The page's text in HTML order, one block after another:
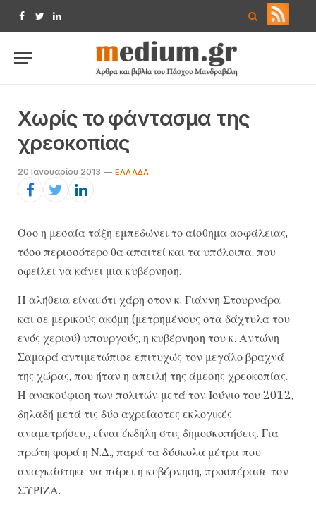
Facebook
TwitterLinkedIn
Χωρίς το φάντασμα της
χρεοκοπίας
20 Ιανουαρίου 2013 ΕΛΛΆΔΑ
Όσο η μεσαία τάξη εμπεδώνει το αίσθημα ασφάλειας,
τόσο περισσότερο θα απαιτεί και τα υπόλοιπα, που
οφείλει να κάνει μια κυβέρνηση.
Η αλήθεια είναι ότι χάρη στον κ. Γιάννη Στουρνάρα
και σε μερικούς ακόμη (μετρημένους στα δάχτυλα του
ενός χεριού) υπουργούς, η κυβέρνηση του κ. Αντώνη
Σαμαρά αντιμετώπισε επιτυχώς τον μεγάλο βραχνά
της χώρας, που ήταν η απειλή της άμεσης χρεοκοπίας.
Η ανακούφιση των πολιτών μετά τον Ιούνιο του 2012,
δηλαδή μετά τις δύο αχρείαστες εκλογικές
αναμετρήσεις, είναι έκδηλη στις δημοσκοπήσεις. Για
πρώτη φορά η Ν.Δ., παρά τα δύσκολα μέτρα που
αναγκάστηκε να πάρει η κυβέρνηση, προσπέρασε τον
ΣΥΡΙΖΑ.